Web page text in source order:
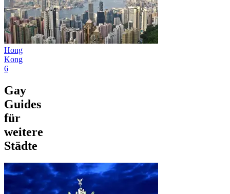
Hong
Kong
6
Gay
Guides
für
weitere
Städte